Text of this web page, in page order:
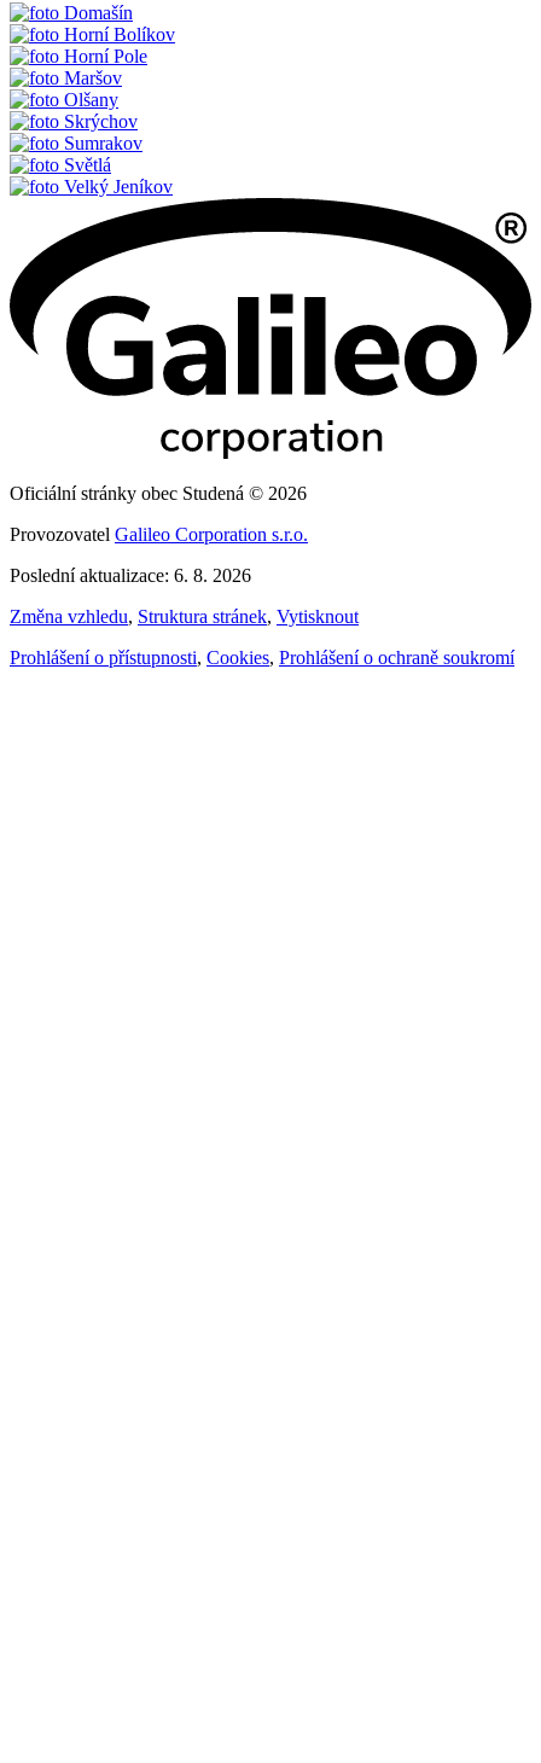
Domašín
Horní Bolíkov
Horní Pole
Maršov
Olšany
Skrýchov
Sumrakov
Světlá
Velký Jeníkov
Oficiální stránky obec Studená © 2026
Provozovatel Galileo Corporation s.r.o.
Poslední aktualizace: 6. 8. 2026
Změna vzhledu, Struktura stránek, Vytisknout
Prohlášení o přístupnosti, Cookies, Prohlášení o ochraně soukromí